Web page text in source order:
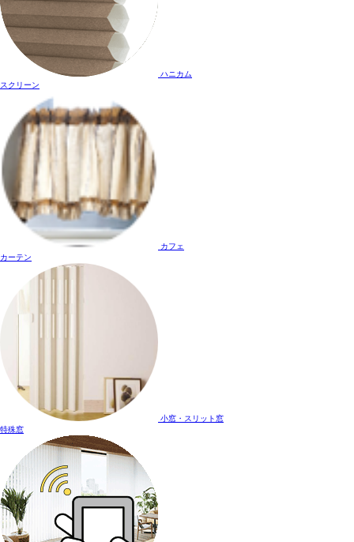
ハニカム
スクリーン
カフェ
カーテン
小窓・スリット窓
特殊窓